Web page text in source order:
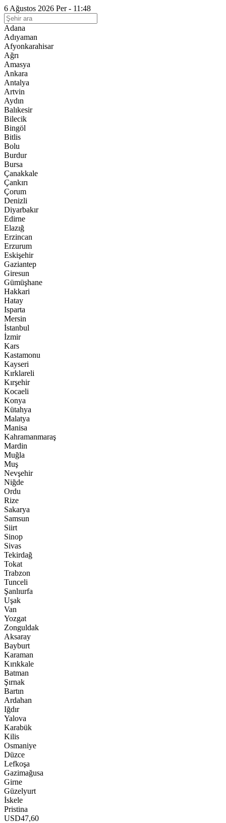
6 Ağustos 2026 Per - 11:48
Adana
Adıyaman
Afyonkarahisar
Ağrı
Amasya
Ankara
Antalya
Artvin
Aydın
Balıkesir
Bilecik
Bingöl
Bitlis
Bolu
Burdur
Bursa
Çanakkale
Çankırı
Çorum
Denizli
Diyarbakır
Edirne
Elazığ
Erzincan
Erzurum
Eskişehir
Gaziantep
Giresun
Gümüşhane
Hakkari
Hatay
Isparta
Mersin
İstanbul
İzmir
Kars
Kastamonu
Kayseri
Kırklareli
Kırşehir
Kocaeli
Konya
Kütahya
Malatya
Manisa
Kahramanmaraş
Mardin
Muğla
Muş
Nevşehir
Niğde
Ordu
Rize
Sakarya
Samsun
Siirt
Sinop
Sivas
Tekirdağ
Tokat
Trabzon
Tunceli
Şanlıurfa
Uşak
Van
Yozgat
Zonguldak
Aksaray
Bayburt
Karaman
Kırıkkale
Batman
Şırnak
Bartın
Ardahan
Iğdır
Yalova
Karabük
Kilis
Osmaniye
Düzce
Lefkoşa
Gazimağusa
Girne
Güzelyurt
İskele
Pristina
USD47,60